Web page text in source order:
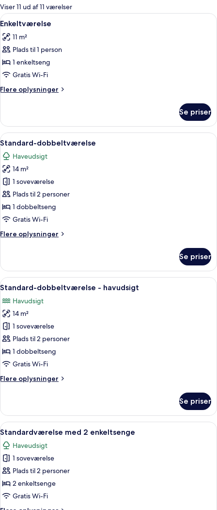
for
værelser
Viser 11 ud af 11 værelser
Indlæs
alle
billeder
af
Enkeltværelse
Et hotelværelse med en seng, et
3
Enkeltværelse
11 m²
Plads til 1 person
1 enkeltseng
Gratis Wi-Fi
Flere oplysninger
Flere
Se priser
Indlæs
alle
billeder
af
Standard-
dobbeltværelse
Et hotelværelse med en seng, to
5
Standard-dobbeltværelse
Haveudsigt
14 m²
1 soveværelse
Plads til 2 personer
1 dobbeltseng
Gratis Wi-Fi
Flere oplysninger
Flere
dobbeltværelse
Se priser
Indlæs
alle
billeder
af
Standard-
dobbeltværelse
-
havudsigt
Et hotelværelse med en seng, en
5
Standard-dobbeltværelse - havudsigt
Havudsigt
14 m²
1 soveværelse
Plads til 2 personer
1 dobbeltseng
Gratis Wi-Fi
Flere oplysninger
Flere
dobbeltværelse
havudsigt
Se priser
Indlæs
alle
billeder
af
Standardværelse
med
2
Et hotelværelse med to senge, et
1
Standardværelse med 2 enkeltsenge
Haveudsigt
1 soveværelse
Plads til 2 personer
2 enkeltsenge
Gratis Wi-Fi